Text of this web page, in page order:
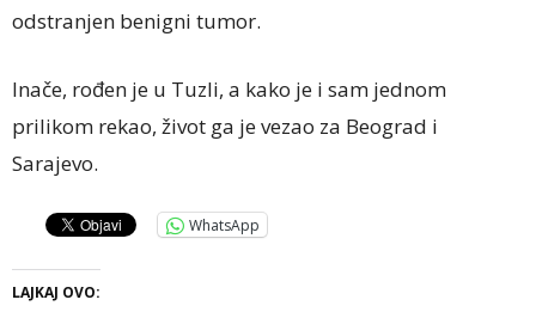
odstranjen benigni tumor.
Inače, rođen je u Tuzli, a kako je i sam jednom
prilikom rekao, život ga je vezao za Beograd i
Sarajevo.
WhatsApp
LAJKAJ OVO: